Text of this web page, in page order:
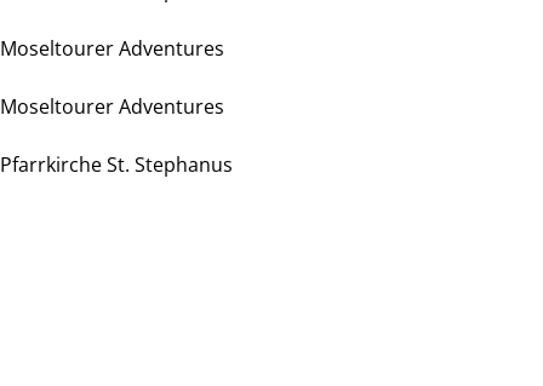
Moseltourer Adventures
Moseltourer Adventures
Pfarrkirche St. Stephanus